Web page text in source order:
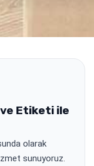
Etiketi ile
olarak
sunuyoruz.